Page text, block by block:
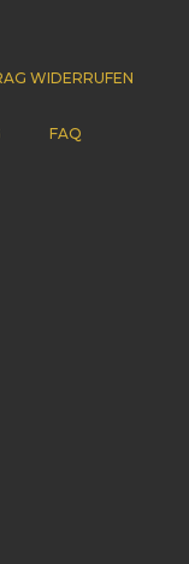
WIDERRUFEN
FAQ